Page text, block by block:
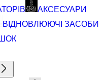
АКСЕСУАРИ
ВІДНОВЛЮЮЧІ ЗАСОБИ